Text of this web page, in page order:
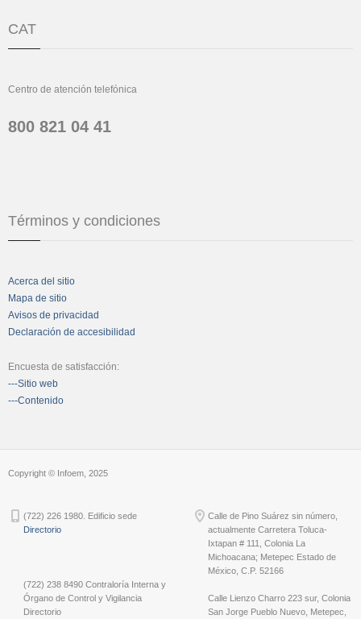
CAT
Centro de atención telefónica
800 821 04 41
Términos y condiciones
Acerca del sitio
Mapa de sitio
Avisos de privacidad
Declaración de accesibilidad
Encuesta de satisfacción:
---Sitio web
---Contenido
Copyright © Infoem, 2025
(722) 226 1980. Edificio sede
Directorio
(722) 238 8490 Contraloría Interna y
Órgano de Control y Vigilancia
Directorio
Calle de Pino Suárez sin número,
actualmente Carretera Toluca-
Ixtapan # 111, Colonia La
Michoacana; Metepec Estado de
México, C.P. 52166
Calle Lienzo Charro 223 sur, Colonia
San Jorge Pueblo Nuevo, Metepec,